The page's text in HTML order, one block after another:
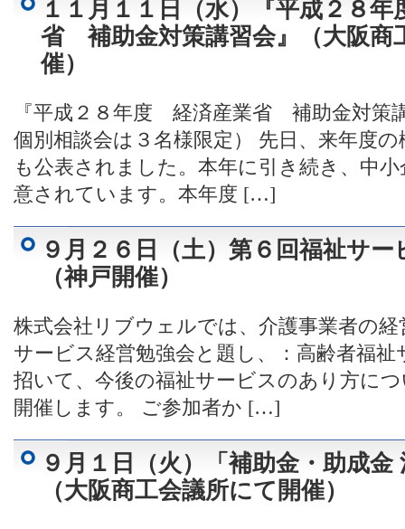
１１月１１日（水）『平成２８
省 補助金対策講習会』（大阪商
催）
『平成２８年度 経済産業省 補助金対策
個別相談会は３名様限定） 先日、来年度
も公表されました。本年に引き続き、中
意されています。本年度 […]
９月２６日（土）第６回福祉サ
（神戸開催）
株式会社リブウェルでは、介護事業者の
サービス経営勉強会と題し、：高齢者福
招いて、今後の福祉サービスのあり方に
開催します。 ご参加者か […]
９月１日（火）「補助金・助成金
（大阪商工会議所にて開催）